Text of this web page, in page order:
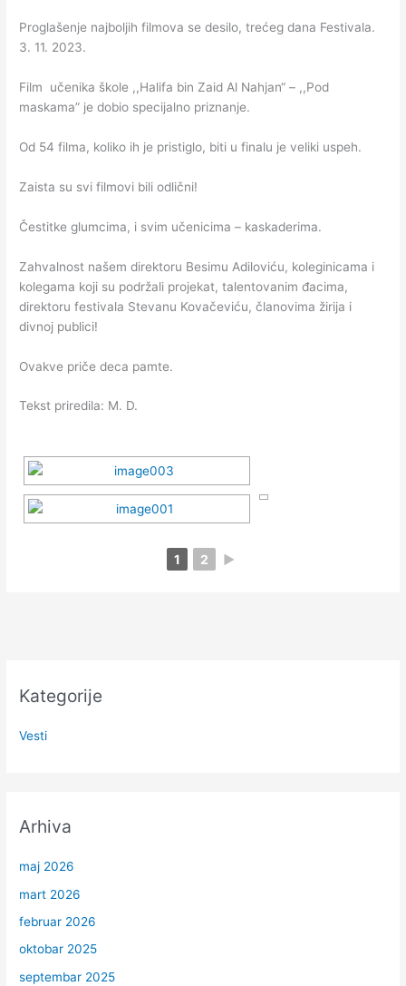
Proglašenje najboljih filmova se desilo, trećeg dana Festivala.
3. 11. 2023.
Film učenika škole ,,Halifa bin Zaid Al Nahjan“ – ,,Pod
maskama” je dobio specijalno priznanje.
Od 54 filma, koliko ih je pristiglo, biti u finalu je veliki uspeh.
Zaista su svi filmovi bili odlični!
Čestitke glumcima, i svim učenicima – kaskaderima.
Zahvalnost našem direktoru Besimu Adiloviću, koleginicama i
kolegama koji su podržali projekat, talentovanim đacima,
direktoru festivala Stevanu Kovačeviću, članovima žirija i
divnoj publici!
Ovakve priče deca pamte.
Tekst priredila: M. D.
1 2 ►
Kategorije
Vesti
Arhiva
maj 2026
mart 2026
februar 2026
oktobar 2025
septembar 2025